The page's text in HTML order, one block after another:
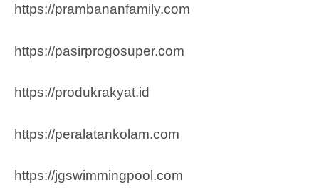
https://prambananfamily.com
https://pasirprogosuper.com
https://produkrakyat.id
https://peralatankolam.com
https://jgswimmingpool.com